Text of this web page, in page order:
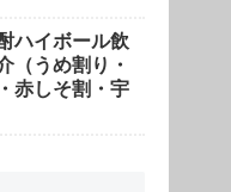
ハイボール飲
（うめ割り・
赤しそ割・宇